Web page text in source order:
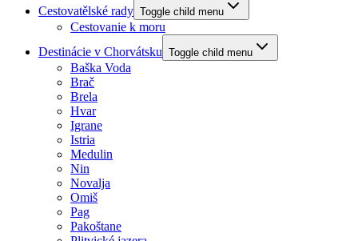
Cestovatělské rady Toggle child menu
Cestovanie k moru
Destinácie v Chorvátsku Toggle child menu
Baška Voda
Brač
Brela
Hvar
Igrane
Istria
Medulin
Nin
Novalja
Omiš
Pag
Pakoštane